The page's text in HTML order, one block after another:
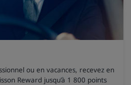
ou en vacances, recevez en
Reward jusqu’à 1 800 points